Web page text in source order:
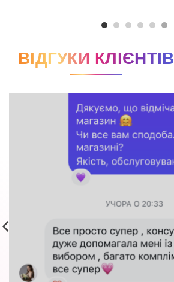
ВІДГУКИ КЛІЄНТІВ